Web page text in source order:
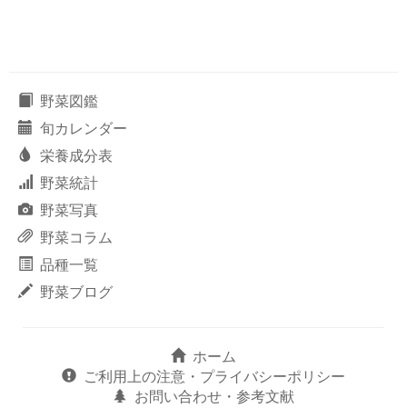
野菜図鑑
旬カレンダー
栄養成分表
野菜統計
野菜写真
野菜コラム
品種一覧
野菜ブログ
ホーム
ご利用上の注意・プライバシーポリシー
お問い合わせ・参考文献